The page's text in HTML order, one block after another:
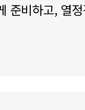
준비하고, 열